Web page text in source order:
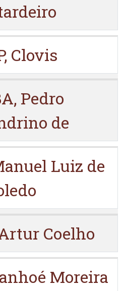
Clovis
Pedro
de
Luiz de
Coelho
Moreira